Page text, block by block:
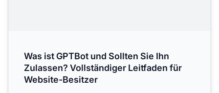
Was ist GPTBot und Sollten Sie Ihn
Zulassen? Vollständiger Leitfaden für
Website-Besitzer